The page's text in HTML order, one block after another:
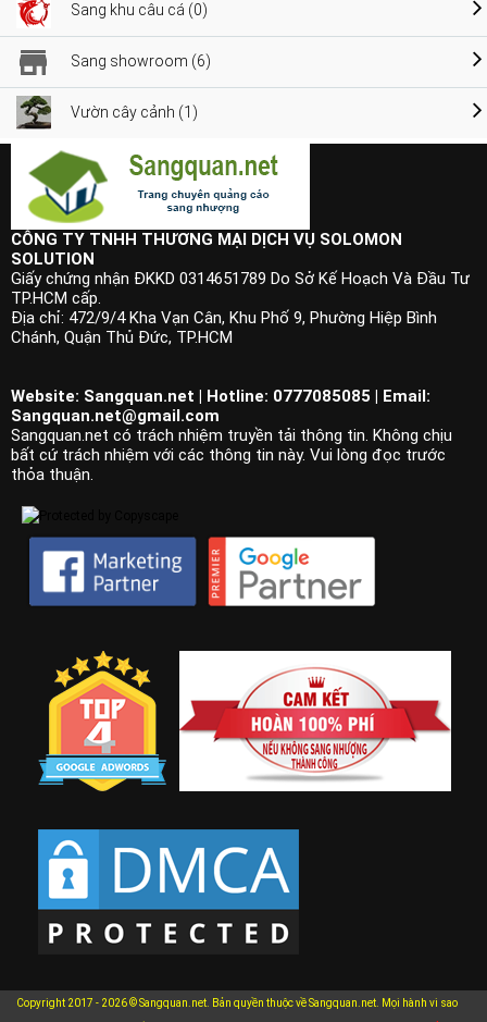
Sang khu câu cá (0)
Sang showroom (6)
Vườn cây cảnh (1)
CÔNG TY TNHH THƯƠNG MẠI DỊCH VỤ SOLOMON
SOLUTION
Giấy chứng nhận ĐKKD 0314651789 Do Sở Kế Hoạch Và Đầu Tư
TP.HCM cấp.
Địa chỉ: 472/9/4 Kha Vạn Cân, Khu Phố 9, Phường Hiệp Bình
Chánh, Quận Thủ Đức, TP.HCM
Website: Sangquan.net | Hotline: 0777085085 | Email:
Sangquan.net@gmail.com
Sangquan.net có trách nhiệm truyền tải thông tin. Không chịu
bất cứ trách nhiệm với các thông tin này. Vui lòng đọc trước
thỏa thuận.
Copyright 2017 - 2026 © Sangquan.net. Bản quyền thuộc về Sangquan.net. Mọi hành vi sao